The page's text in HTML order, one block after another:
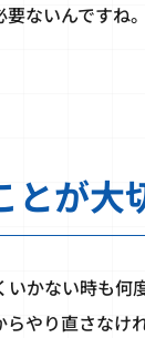
ないんですね
とが大
かない時も何
やり直さなけ